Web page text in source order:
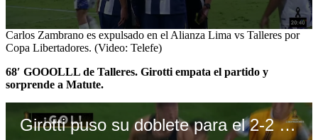
0
seconds
54
seconds
Carlos Zambrano es expulsado en el Alianza Lima vs Talleres por
Copa Libertadores. (Video: Telefe)
68′ GOOOLLL de Talleres. Girotti empata el partido y
sorprende a Matute.
Girotti puso su doblete para el 2-2 de Alianza Lima vs Talleres. (Video: Telefe)